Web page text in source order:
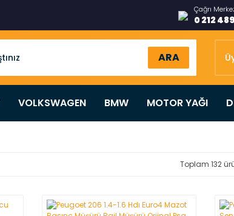
Çağrı
0 212
ARA
VOLKSWAGEN BMW MOTOR YAĞI
Toplam 132